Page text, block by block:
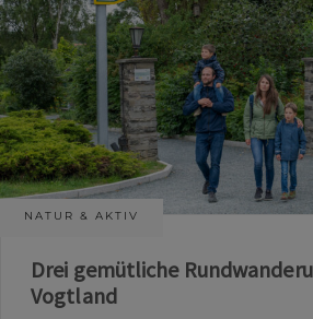
NATUR & AKTIV
Drei gemütliche
Vogtland